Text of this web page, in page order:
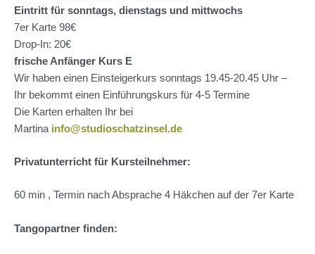
Eintritt für sonntags, dienstags und mittwochs
7er Karte 98€
Drop-In: 20€
frische Anfänger Kurs E
Wir haben einen Einsteigerkurs sonntags 19.45-20.45 Uhr –
Ihr bekommt einen Einführungskurs für 4-5 Termine
Die Karten erhalten Ihr bei
Martina info@studioschatzinsel.de
Privatunterricht für Kursteilnehmer:
60 min , Termin nach Absprache 4 Häkchen auf der 7er Karte
Tangopartner finden: